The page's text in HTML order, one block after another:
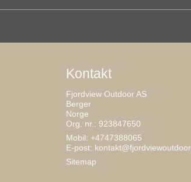
Kontakt
Fjordview Outdoor AS
Berger
Norge
Org. nr.: 923847650
Mobil: +4747388065
E-post:
Sitemap